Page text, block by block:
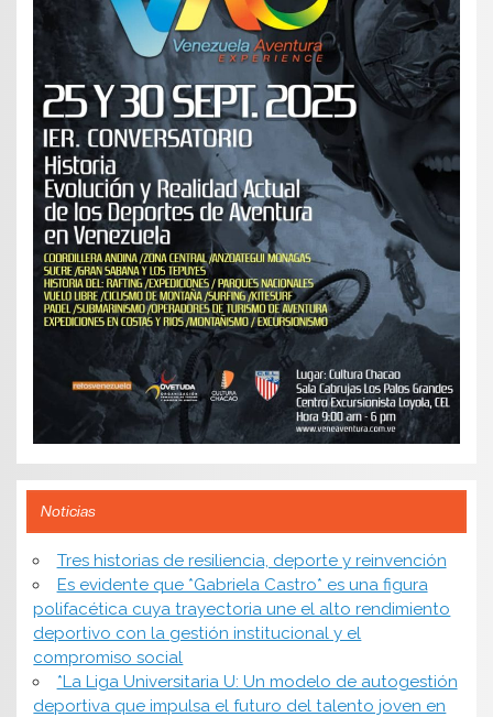
Noticias
​Tres historias de resiliencia, deporte y reinvención
Es evidente que *Gabriela Castro* es una figura
polifacética cuya trayectoria une el alto rendimiento
deportivo con la gestión institucional y el
compromiso social
*​La Liga Universitaria U: Un modelo de autogestión
deportiva que impulsa el futuro del talento joven en